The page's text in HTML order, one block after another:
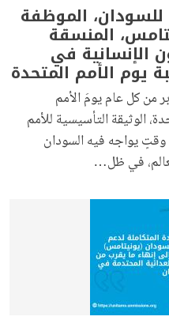
للسودان، الموظفة
المنسقة
الإنسانية في
يوم الأمم المتحدة
من كل عام يومَ الأمم
الوثيقة التأسيسية للأمم
وقتٍ يواجه فيه السودان
في ظل…